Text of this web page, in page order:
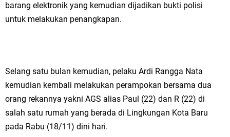
barang elektronik yang kemudian dijadikan bukti polisi
untuk melakukan penangkapan.
Selang satu bulan kemudian, pelaku Ardi Rangga Nata
kemudian kembali melakukan perampokan bersama dua
orang rekannya yakni AGS alias Paul (22) dan R (22) di
salah satu rumah yang berada di Lingkungan Kota Baru
pada Rabu (18/11) dini hari.